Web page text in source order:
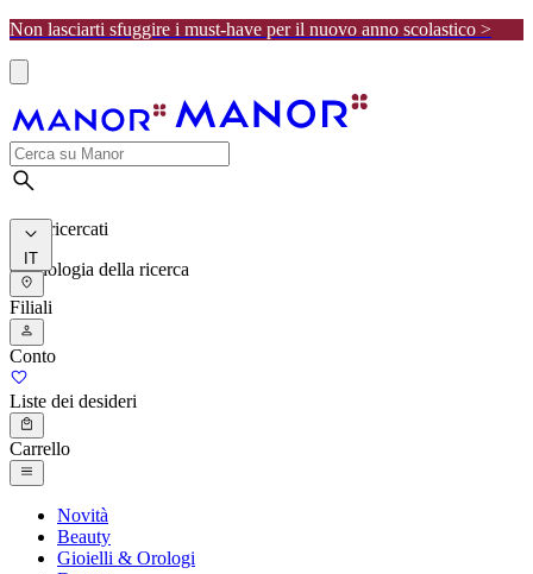
Non lasciarti sfuggire i must-have per il nuovo anno scolastico >
I più ricercati
Cronologia della ricerca
IT
Filiali
Conto
Liste dei desideri
Carrello
Novità
Beauty
Gioielli & Orologi